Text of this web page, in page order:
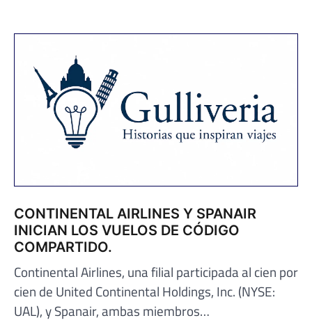
CONTINENTAL AIRLINES Y SPANAIR
INICIAN LOS VUELOS DE CÓDIGO
COMPARTIDO.
Continental Airlines, una filial participada al cien por
cien de United Continental Holdings, Inc. (NYSE:
UAL), y Spanair, ambas miembros…